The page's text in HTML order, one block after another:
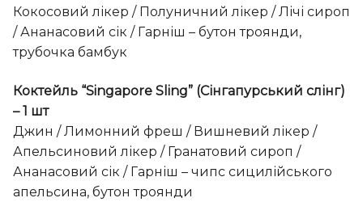
Кокосовий лікер / Полуничний лікер / Лічі сироп
/ Ананасовий сік / Гарніш – бутон троянди,
трубочка бамбук
Коктейль “Singapore Sling” (Сінгапурський слінг)
– 1 шт
Джин / Лимонний фреш / Вишневий лікер /
Апельсиновий лікер / Гранатовий сироп /
Ананасовий сік / Гарніш – чипс сицилійського
апельсина, бутон троянди